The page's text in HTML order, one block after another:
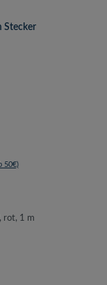
Stecker
50€)